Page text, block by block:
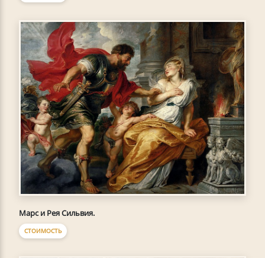
Марс и Рея Сильвия.
СТОИМОСТЬ